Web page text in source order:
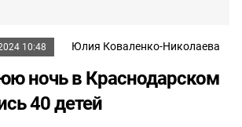
10:48 Юлия Коваленко-Николаева
ночь в Краснодарском
40 детей